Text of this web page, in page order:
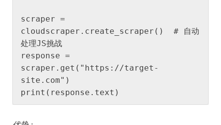
scraper =
cloudscraper.create_scraper()  # 自动
处理JS挑战
response =
scraper.get("https://target-
site.com")
print(response.text)